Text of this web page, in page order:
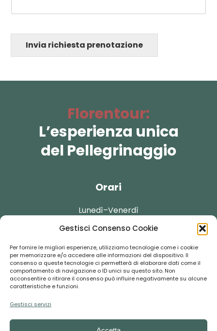
Gestisci Consenso Cookie
Per fornire le migliori esperienze, utilizziamo tecnologie come i cookie
per memorizzare e/o accedere alle informazioni del dispositivo. Il
consenso a queste tecnologie ci permetterà di elaborare dati come il
comportamento di navigazione o ID unici su questo sito. Non
acconsentire o ritirare il consenso può influire negativamente su alcune
caratteristiche e funzioni.
Gestisci servizi
m
s
e
Invia richiesta prenotazione
Florentour:
L’esperienza unica
del Pellegrinaggio
Orari
Lunedì–Venerdì
09:30-13:30
Contatti